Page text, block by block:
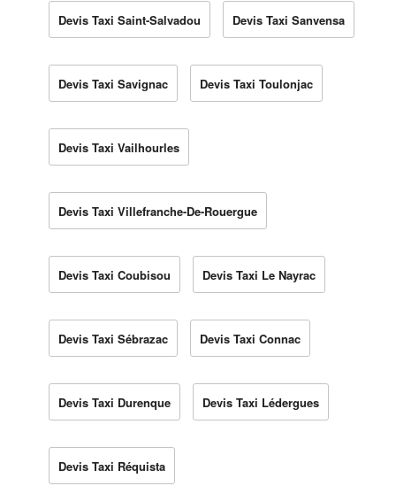
Devis Taxi Saint-Salvadou Devis Taxi Sanvensa
Devis Taxi Savignac Devis Taxi Toulonjac
Devis Taxi Vailhourles
Devis Taxi Villefranche-De-Rouergue
Devis Taxi Coubisou Devis Taxi Le Nayrac
Devis Taxi Sébrazac Devis Taxi Connac
Devis Taxi Durenque Devis Taxi Lédergues
Devis Taxi Réquista